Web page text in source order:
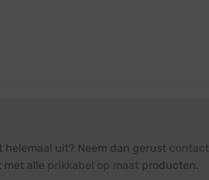
helemaal uit? Neem dan gerust contact
met alle prikkabel op maat producten.